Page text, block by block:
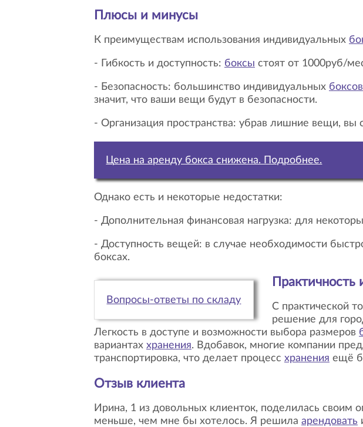
Плюсы и минусы
К преимуществам использования индивидуальных
- Гибкость и доступность: боксы стоят от 1000руб/
- Безопасность: большинство индивидуальных боксов
значит, что ваши вещи будут в безопасности.
- Организация пространства: убрав лишние вещи,
Цена на аренду бокса снижена. Подробнее.
Однако есть и некоторые недостатки:
- Дополнительная финансовая нагрузка: для
- Доступность вещей: в случае необходимости быстрого доступа к вещам, возникнут трудности, если они находятся в
боксах.
Вопросы-ответы по складу
С практической
решение для
Легкость в доступе и возможности выбора размеров
вариантах хранения. Вдобавок, многие компании
транспортировка, что делает процесс хранения ещё
Отзыв клиента
Ирина, 1 из довольных клиенток, поделилась своим опытом: "Когда у меня родился 2-й ребенок, квартира стала чуть
меньше, чем мне бы хотелось. Я решила арендовать